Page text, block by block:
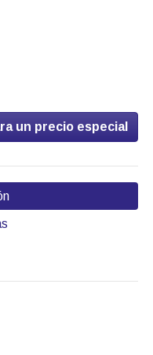
un precio especial